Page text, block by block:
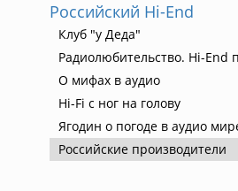
Российский Hi-End
Клуб "у Деда"
Радиолюбительство. Hi-End
О мифах в аудио
Hi-Fi с ног на голову
Ягодин о погоде в аудио
Российские производители